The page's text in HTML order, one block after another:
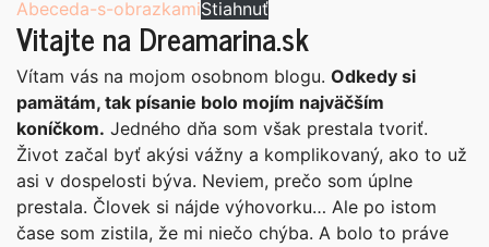
Abeceda-s-obrazkamiStiahnuť
Vitajte na Dreamarina.sk
Vítam vás na mojom osobnom blogu. Odkedy si
pamätám, tak písanie bolo mojím najväčším
koníčkom. Jedného dňa som však prestala tvoriť.
Život začal byť akýsi vážny a komplikovaný, ako to už
asi v dospelosti býva. Neviem, prečo som úplne
prestala. Človek si nájde výhovorku… Ale po istom
čase som zistila, že mi niečo chýba. A bolo to práve